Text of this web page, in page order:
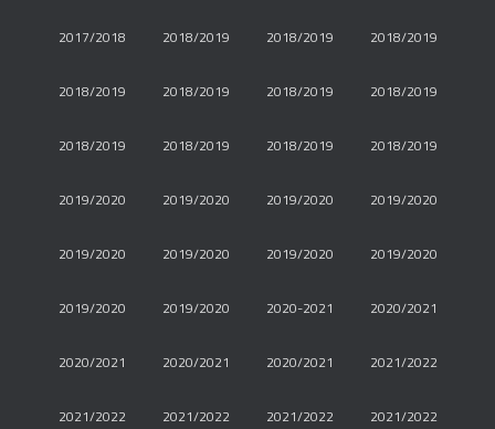
2017/2018 2018/2019 2018/2019 2018/2019
2018/2019 2018/2019 2018/2019 2018/2019
2018/2019 2018/2019 2018/2019 2018/2019
2019/2020 2019/2020 2019/2020 2019/2020
2019/2020 2019/2020 2019/2020 2019/2020
2019/2020 2019/2020 2020-2021 2020/2021
2020/2021 2020/2021 2020/2021 2021/2022
2021/2022 2021/2022 2021/2022 2021/2022